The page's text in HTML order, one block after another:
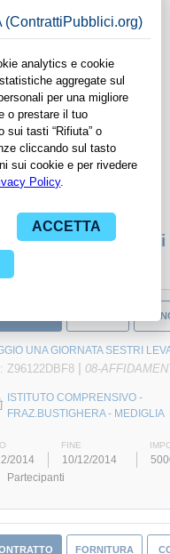
alle funzionalità di
scadenza dei
la tua attività
con largo
offre agli utenti 7
di conoscere e
da una
alcuni
UNA GIORNATA SESTRI
Z96122DBF8 | 08-
ISTITUTO COMPRENSIVO -
FRAZ.BUSTIGHERA - MEDIGLIA
FINE
2014 10/12/2014
Partecipanti
FORNITURA